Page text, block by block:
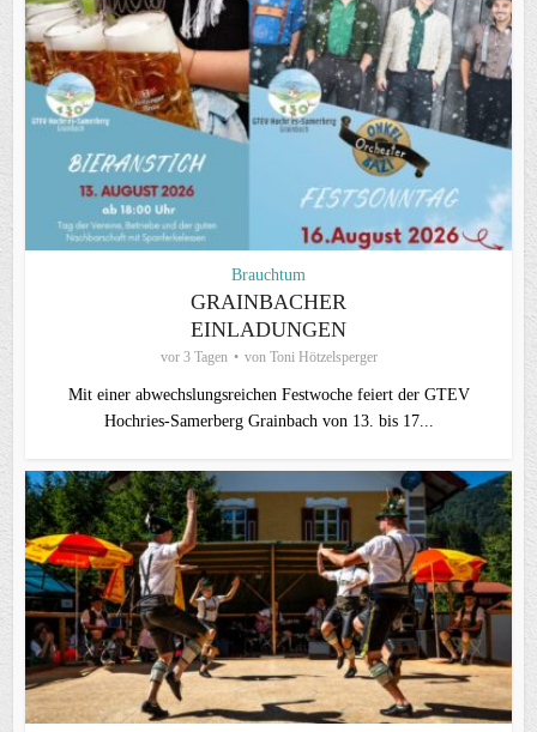
Brauchtum
GRAINBACHER
EINLADUNGEN
vor 3 Tagen von Toni Hötzelsperger
Mit einer abwechslungsreichen Festwoche feiert der GTEV
Hochries-Samerberg Grainbach von 13. bis 17...